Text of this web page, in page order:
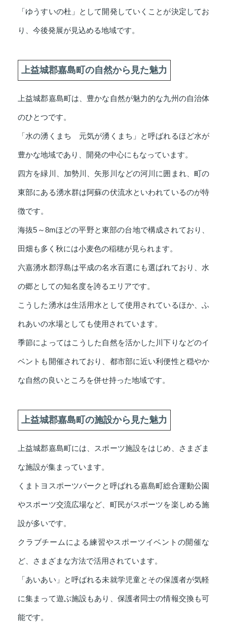
「ゆうすいの杜」として開発していくことが決定してお
り、今後発展が見込める地域です。
上益城郡嘉島町の自然から見た魅力
上益城郡嘉島町は、豊かな自然が魅力的な九州の自治体
のひとつです。
「水の湧くまち 元気が湧くまち」と呼ばれるほど水が
豊かな地域であり、開発の中心にもなっています。
四方を緑川、加勢川、矢形川などの河川に囲まれ、町の
東部にある湧水群は阿蘇の伏流水といわれているのが特
徴です。
海抜5～8mほどの平野と東部の台地で構成されており、
田畑も多く秋には小麦色の稲穂が見られます。
六嘉湧水郡浮島は平成の名水百選にも選ばれており、水
の郷としての知名度を誇るエリアです。
こうした湧水は生活用水として使用されているほか、ふ
れあいの水場としても使用されています。
季節によってはこうした自然を活かした川下りなどのイ
ベントも開催されており、都市部に近い利便性と穏やか
な自然の良いところを併せ持った地域です。
上益城郡嘉島町の施設から見た魅力
上益城郡嘉島町には、スポーツ施設をはじめ、さまざま
な施設が集まっています。
くまトヨスポーツパークと呼ばれる嘉島町総合運動公園
やスポーツ交流広場など、町民がスポーツを楽しめる施
設が多いです。
クラブチームによる練習やスポーツイベントの開催な
ど、さまざまな方法で活用されています。
「あいあい」と呼ばれる未就学児童とその保護者が気軽
に集まって遊ぶ施設もあり、保護者同士の情報交換も可
能です。